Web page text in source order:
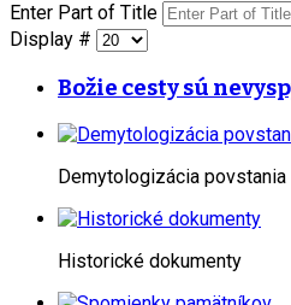
Enter Part of Title
Display #
Božie cesty sú
Demytologizácia povstania
Historické dokumenty